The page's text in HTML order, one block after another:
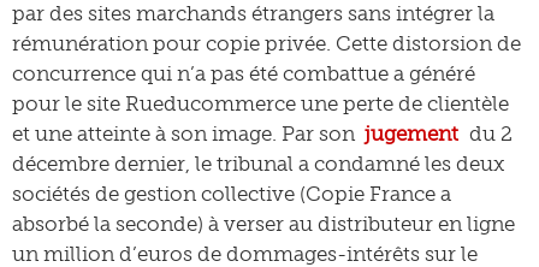
par des sites marchands étrangers sans intégrer la
rémunération pour copie privée. Cette distorsion de
concurrence qui n’a pas été combattue a généré
pour le site Rueducommerce une perte de clientèle
et une atteinte à son image. Par son jugement du 2
décembre dernier, le tribunal a condamné les deux
sociétés de gestion collective (Copie France a
absorbé la seconde) à verser au distributeur en ligne
un million d’euros de dommages-intérêts sur le